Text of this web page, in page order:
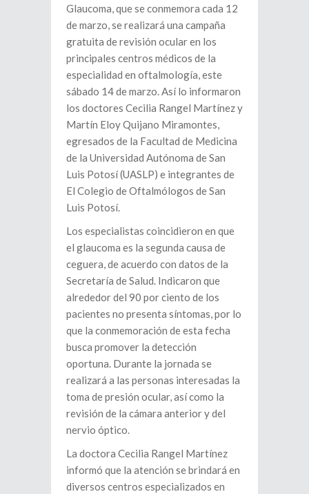
Glaucoma, que se conmemora cada 12
de marzo, se realizará una campaña
gratuita de revisión ocular en los
principales centros médicos de la
especialidad en oftalmología, este
sábado 14 de marzo. Así lo informaron
los doctores Cecilia Rangel Martínez y
Martín Eloy Quijano Miramontes,
egresados de la Facultad de Medicina
de la Universidad Autónoma de San
Luis Potosí (UASLP) e integrantes de
El Colegio de Oftalmólogos de San
Luis Potosí.
Los especialistas coincidieron en que
el glaucoma es la segunda causa de
ceguera, de acuerdo con datos de la
Secretaría de Salud. Indicaron que
alrededor del 90 por ciento de los
pacientes no presenta síntomas, por lo
que la conmemoración de esta fecha
busca promover la detección
oportuna. Durante la jornada se
realizará a las personas interesadas la
toma de presión ocular, así como la
revisión de la cámara anterior y del
nervio óptico.
La doctora Cecilia Rangel Martínez
informó que la atención se brindará en
diversos centros especializados en